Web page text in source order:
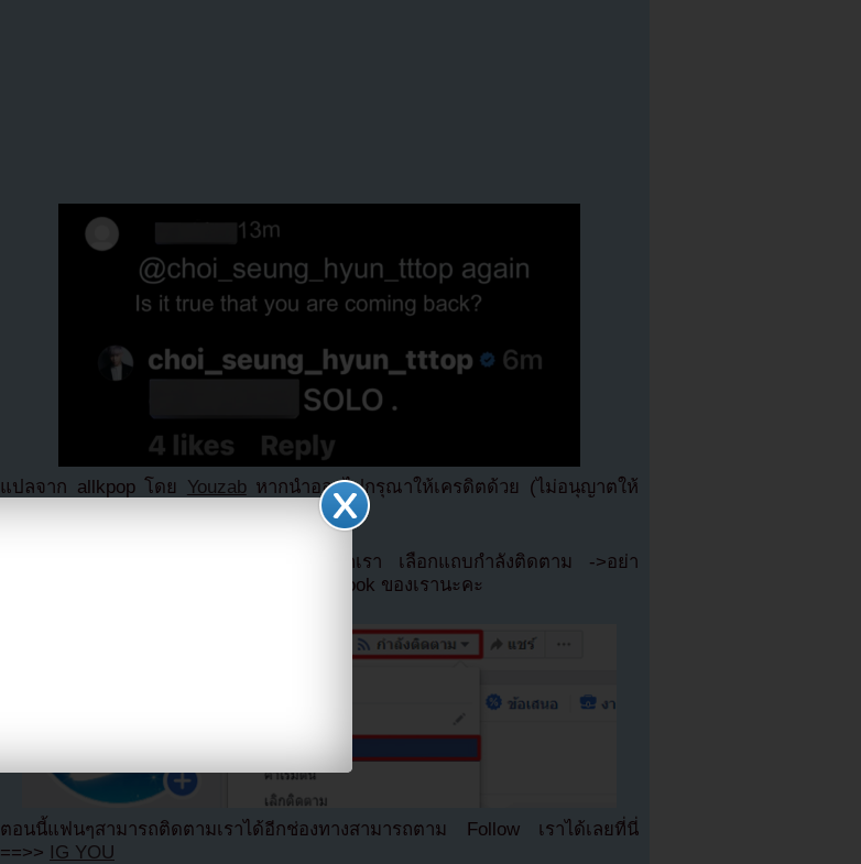
แปลจาก allkpop โดย Youzabหากนำออกไปกรุณาให้เครดิตด้วย (ไม่อนุญาตให้
หากไม่ต้องการพลาดข่าวสารอย่างรวดเร็วจากเรา เลือกแถบกำลังติดตาม ->อย่า
เลือกเห็นโพสต์ก่อนของเพจ Facebook ของเรานะคะ
ตอนนี้แฟนๆสามารถติดตามเราได้อีกช่องทางสามารถตาม Follow เราได้เลยที่นี่
==>> IG YOU